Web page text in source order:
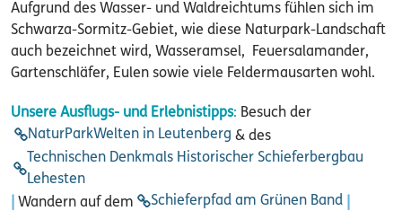
Aufgrund des Wasser- und Waldreichtums fühlen sich im
Schwarza-Sormitz-Gebiet, wie diese Naturpark-Landschaft
auch bezeichnet wird, Wasseramsel, Feuersalamander,
Gartenschläfer, Eulen sowie viele Feldermausarten wohl.
Unsere Ausflugs- und Erlebnistipps: Besuch der
NaturParkWelten in Leutenberg & des
Technischen Denkmals Historischer Schieferbergbau
Lehesten
Wandern auf dem Schieferpfad am Grünen Band